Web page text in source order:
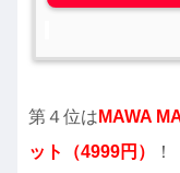
第４位は MAWA
ット（4999円）
！